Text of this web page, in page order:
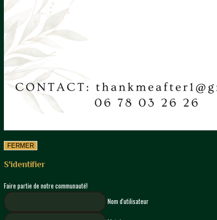
FERMER
S'identifier
Faire partie de notre communauté!
Nom d'utilisateur